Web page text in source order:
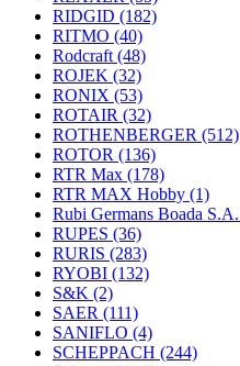
RIDGID (182)
RITMO (40)
Rodcraft (48)
ROJEK (32)
RONIX (53)
ROTAIR (32)
ROTHENBERGER (512)
ROTOR (136)
RTR Max (178)
RTR MAX Hobby (1)
Rubi Germans Boada S.A.
RUPES (36)
RURIS (283)
RYOBI (132)
S&K (2)
SAER (111)
SANIFLO (4)
SCHEPPACH (244)